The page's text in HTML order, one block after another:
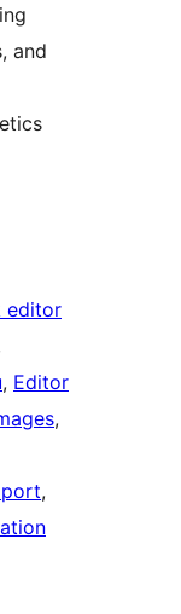
and
editor
, Editor